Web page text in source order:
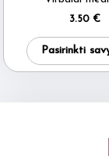
3.50 €
Pasirinkti